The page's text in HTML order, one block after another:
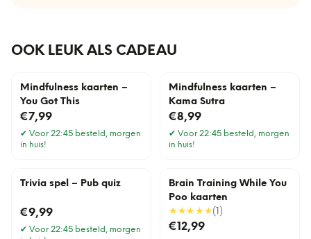
OOK LEUK ALS CADEAU
Mindfulness kaarten –
You Got This
€7,99
✔ Voor 22:45 besteld, morgen
in huis!
Mindfulness kaarten –
Kama Sutra
€8,99
✔ Voor 22:45 besteld, morgen
in huis!
Trivia spel – Pub quiz
€9,99
✔ Voor 22:45 besteld, morgen
Brain Training While You
Poo kaarten
★★★★★( 1 )
€12,99